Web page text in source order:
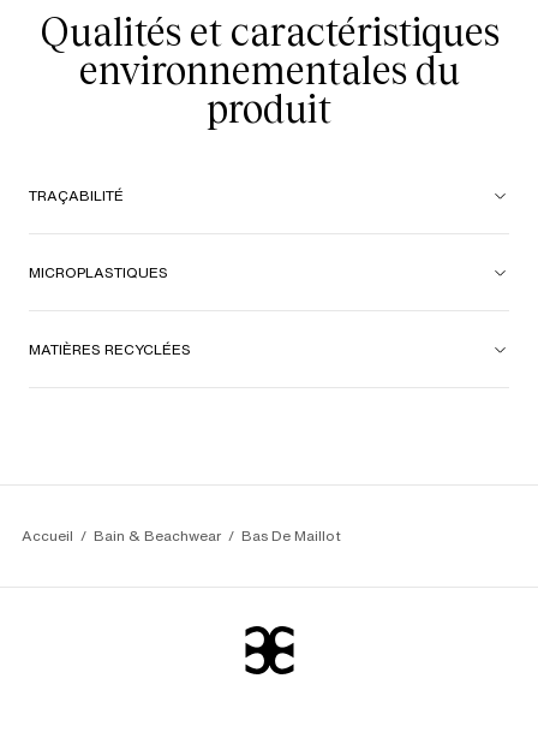
Qualités et caractéristiques
environnementales du
produit
TRAÇABILITÉ
MICROPLASTIQUES
MATIÈRES RECYCLÉES
Accueil Bain & Beachwear Bas De Maillot